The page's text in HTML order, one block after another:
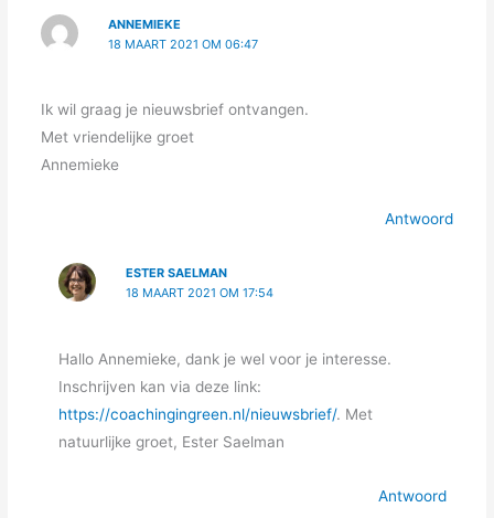
ANNEMIEKE
18 MAART 2021 OM 06:47
Ik wil graag je nieuwsbrief ontvangen.
Met vriendelijke groet
Annemieke
Antwoord
ESTER SAELMAN
18 MAART 2021 OM 17:54
Hallo Annemieke, dank je wel voor je interesse.
Inschrijven kan via deze link:
https://coachingingreen.nl/nieuwsbrief/. Met
natuurlijke groet, Ester Saelman
Antwoord